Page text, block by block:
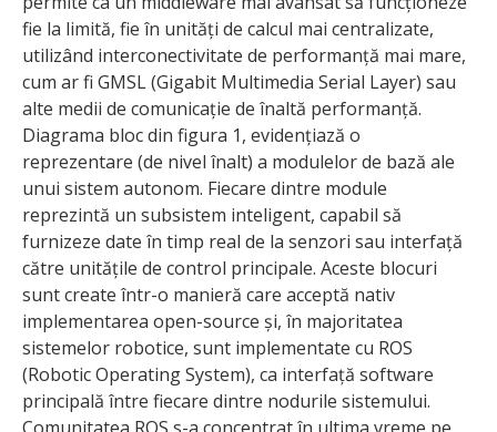
fie la limită, fie în unități de calcul mai centralizate,
utilizând interconectivitate de performanță mai mare,
cum ar fi GMSL (Gigabit Multimedia Serial Layer) sau
alte medii de comunicație de înaltă performanță.
Diagrama bloc din figura 1, evidențiază o
reprezentare (de nivel înalt) a modulelor de bază ale
unui sistem autonom. Fiecare dintre module
reprezintă un subsistem inteligent, capabil să
furnizeze date în timp real de la senzori sau interfață
către unitățile de control principale. Aceste blocuri
sunt create într-o manieră care acceptă nativ
implementarea open-source și, în majoritatea
sistemelor robotice, sunt implementate cu ROS
(Robotic Operating System), ca interfață software
principală între fiecare dintre nodurile sistemului.